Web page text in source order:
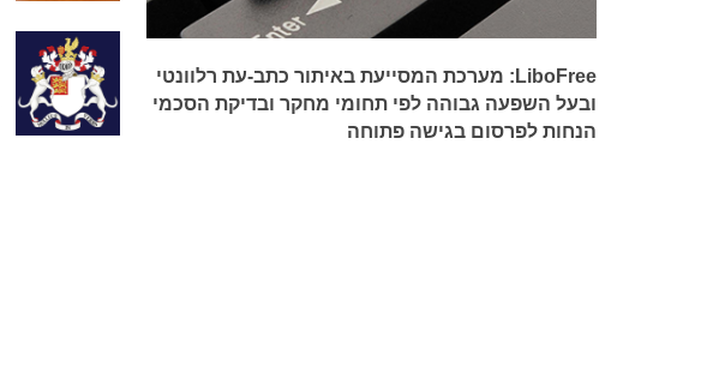
LiboFree: מערכת המסייעת באיתור כתב-עת רלוונטי
ובעל השפעה גבוהה לפי תחומי מחקר ובדיקת הסכמי
הנחות לפרסום בגישה פתוחה